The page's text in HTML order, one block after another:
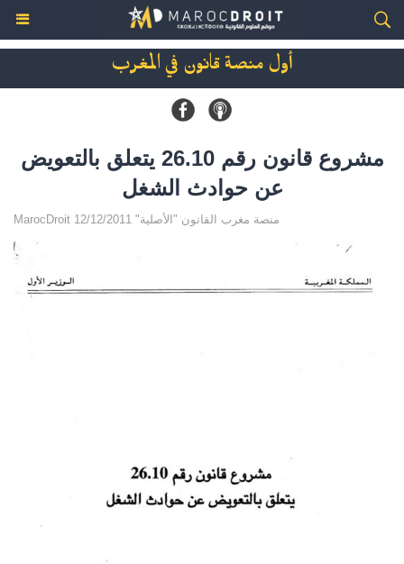
أول منصة قانون في المغرب
مشروع قانون رقم 26.10 يتعلق بالتعويض
عن حوادث الشغل
MarocDroit منصة مغرب القانون "الأصلية" 12/12/2011